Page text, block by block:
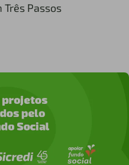
Três Passos